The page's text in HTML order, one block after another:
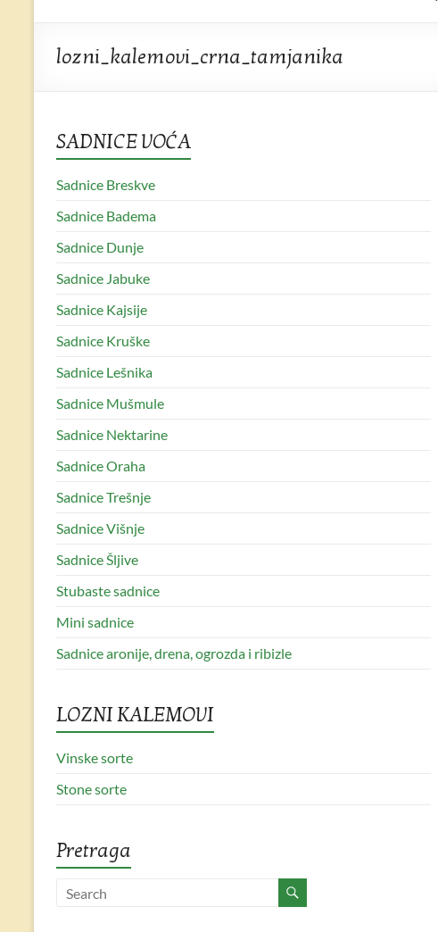
Rasadnik
voćne
u
Rasadniku
lozni_kalemovi_crna_tamjanika
SADNICE VOĆA
Sadnice Breskve
Sadnice Badema
Sadnice Dunje
Sadnice Jabuke
Sadnice Kajsije
Sadnice Kruške
Sadnice Lešnika
Sadnice Mušmule
Sadnice Nektarine
Sadnice Oraha
Sadnice Trešnje
Sadnice Višnje
Sadnice Šljive
Stubaste sadnice
Mini sadnice
Sadnice aronije, drena, ogrozda i ribizle
LOZNI KALEMOVI
Vinske sorte
Stone sorte
Pretraga